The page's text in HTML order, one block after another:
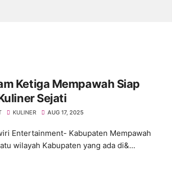
Ketiga Mempawah Siap
Sejati
KULINER AUG 17, 2025
Entertainment- Kabupaten Mempawah
wilayah Kabupaten yang ada di&...